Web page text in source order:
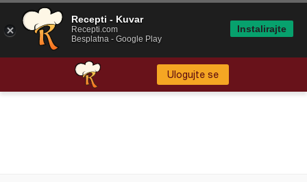
Ulogujte se
Recepti - Kuvar
Recepti.com
Besplatna - Google Play
Instalirajte